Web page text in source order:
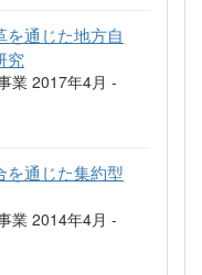
通じた地方自
究
業 2017年4月 -
を通じた集約型
業 2014年4月 -